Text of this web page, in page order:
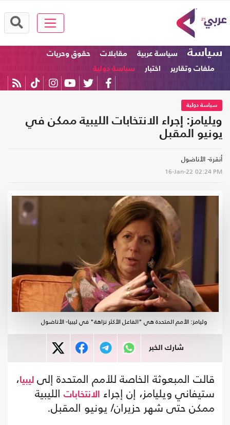
سياسة سياسة عربية مقابلات
حقوق وحريات
ملفات وتقارير
اختبار سياسة دولية
سياسة دولية
ويليامز: إجراء الانتخابات الليبية ممكن في
يونيو المقبل
أنقرة- الأناضول
16-Jan-22 02:24 PM
وليامز: الأمم المتحدة هي "الفاعل الأكثر نزاهة" في ليبيا- الأناضول
شارك الخبر
قالت المبعوثة الخاصة للأمم المتحدة إلى ليبيا،
ستيفاني ويليامز، إن إجراء
الانتخابات الليبية
ممكن حتى شهر حزيران/ يونيو المقبل.